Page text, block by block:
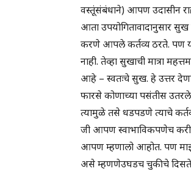
वस्तूंसंबंधाने) आपण उदासीन
आता उपयोगितावादानुसार
करणे आपले कर्तव्य ठरते. पण
नाही. तेव्हा सुखाची मात्रा
आहे – स्वतःचे सुख. हे उत्तर
फारसे कोणाच्या पसंतीस
त्यामुळे तसे धडपडणे त्याचे
जी आपण स्वाभाविकपणेच
आपण म्हणालो आहोत. पण
असे म्हणणेउघडच चुकीचे दिसते.